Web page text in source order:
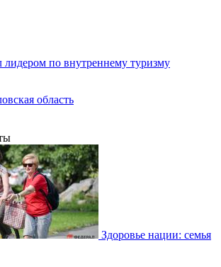
лидером по внутреннему туризму
область
Здоровье нации: семья